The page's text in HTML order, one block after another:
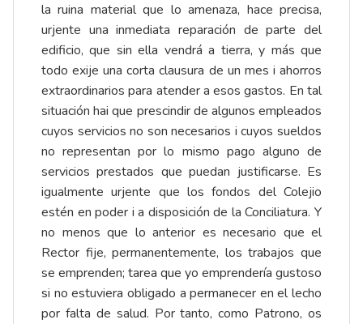
la ruina material que lo amenaza, hace precisa,
urjente una inmediata reparación de parte del
edificio, que sin ella vendrá a tierra, y más que
todo exije una corta clausura de un mes i ahorros
extraordinarios para atender a esos gastos. En tal
situación hai que prescindir de algunos empleados
cuyos servicios no son necesarios i cuyos sueldos
no representan por lo mismo pago alguno de
servicios prestados que puedan justificarse. Es
igualmente urjente que los fondos del Colejio
estén en poder i a disposición de la Conciliatura. Y
no menos que lo anterior es necesario que el
Rector fije, permanentemente, los trabajos que
se emprenden; tarea que yo emprendería gustoso
si no estuviera obligado a permanecer en el lecho
por falta de salud. Por tanto, como Patrono, os